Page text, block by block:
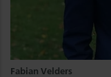
Fabian Velders